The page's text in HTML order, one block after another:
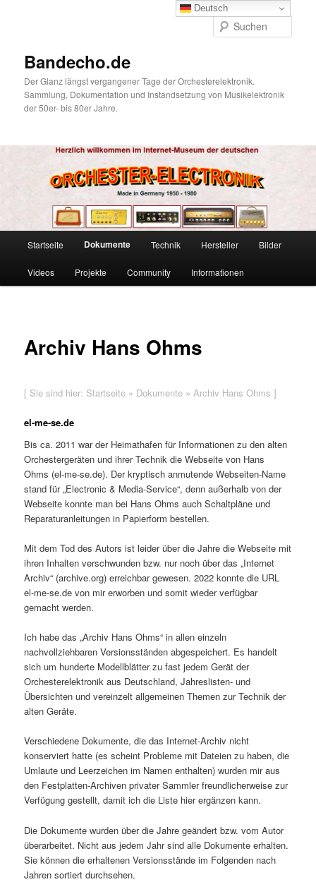
Bandecho.de
Der Glanz längst vergangener Tage der Orchesterelektronik.
Sammlung, Dokumentation und Instandsetzung von Musikelektronik
der 50er- bis 80er Jahre.
Startseite Dokumente Technik Hersteller Bilder
Videos Projekte Community Informationen
Archiv Hans Ohms
[ Sie sind hier: Startseite » Dokumente » Archiv Hans Ohms ]
el-me-se.de
Bis ca. 2011 war der Heimathafen für Informationen zu den alten
Orchestergeräten und ihrer Technik die Webseite von Hans
Ohms (el-me-se.de). Der kryptisch anmutende Webseiten-Name
stand für „Electronic & Media-Service“, denn außerhalb von der
Webseite konnte man bei Hans Ohms auch Schaltpläne und
Reparaturanleitungen in Papierform bestellen.
Mit dem Tod des Autors ist leider über die Jahre die Webseite mit
ihren Inhalten verschwunden bzw. nur noch über das „Internet
Archiv“ (archive.org) erreichbar gewesen. 2022 konnte die URL
el-me-se.de von mir erworben und somit wieder verfügbar
gemacht werden.
Ich habe das „Archiv Hans Ohms“ in allen einzeln
nachvollziehbaren Versionsständen abgespeichert. Es handelt
sich um hunderte Modellblätter zu fast jedem Gerät der
Orchesterelektronik aus Deutschland, Jahreslisten- und
Übersichten und vereinzelt allgemeinen Themen zur Technik der
alten Geräte.
Verschiedene Dokumente, die das Internet-Archiv nicht
konserviert hatte (es scheint Probleme mit Dateien zu haben, die
Umlaute und Leerzeichen im Namen enthalten) wurden mir aus
den Festplatten-Archiven privater Sammler freundlicherweise zur
Verfügung gestellt, damit ich die Liste hier ergänzen kann.
Die Dokumente wurden über die Jahre geändert bzw. vom Autor
überarbeitet. Nicht aus jedem Jahr sind alle Dokumente erhalten.
Sie können die erhaltenen Versionsstände im Folgenden nach
Jahren sortiert durchsehen.
Deutsch